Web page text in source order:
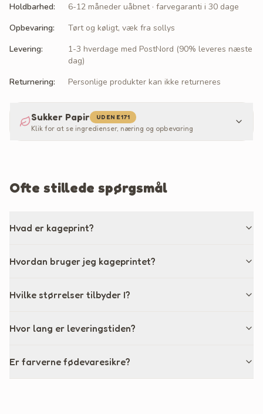
Holdbarhed:
6-12 måneder uåbnet · farvegaranti i 30 dage
Opbevaring:
Tørt og køligt, væk fra sollys
Levering:
1-3 hverdage med PostNord (90% leveres næste
dag)
Returnering: Personlige produkter kan ikke returneres
Sukker Papir UDEN E171
Klik for at se ingredienser, næring og opbevaring
Ofte stillede spørgsmål
Hvad er kageprint?
Hvordan bruger jeg kageprintet?
Hvilke størrelser tilbyder I?
Hvor lang er leveringstiden?
Er farverne fødevaresikre?